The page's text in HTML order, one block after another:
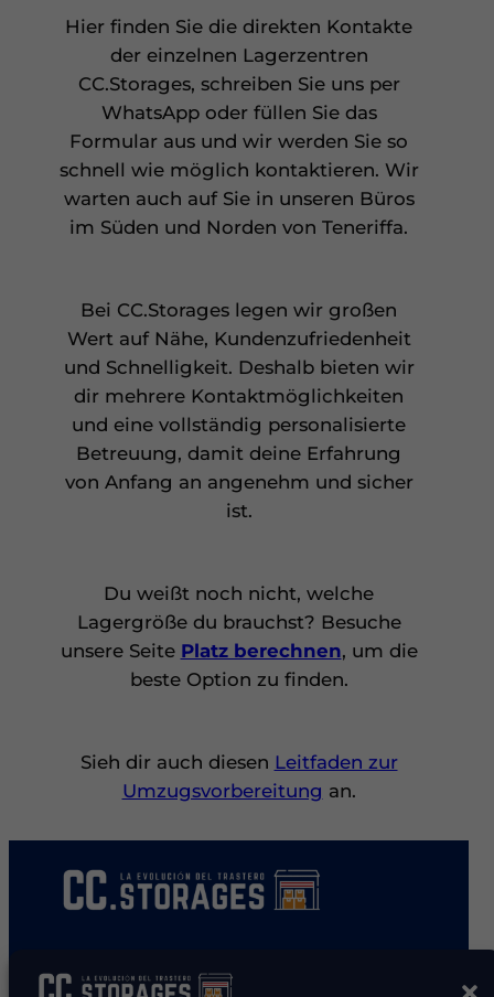
Hier finden Sie die direkten Kontakte
der einzelnen Lagerzentren
CC.Storages, schreiben Sie uns per
WhatsApp oder füllen Sie das
Formular aus und wir werden Sie so
schnell wie möglich kontaktieren. Wir
warten auch auf Sie in unseren Büros
im Süden und Norden von Teneriffa.
Bei CC.Storages legen wir großen
Wert auf Nähe, Kundenzufriedenheit
und Schnelligkeit. Deshalb bieten wir
dir mehrere Kontaktmöglichkeiten
und eine vollständig personalisierte
Betreuung, damit deine Erfahrung
von Anfang an angenehm und sicher
ist.
Du weißt noch nicht, welche
Lagergröße du brauchst? Besuche
unsere Seite Platz berechnen, um die
beste Option zu finden.
Sieh dir auch diesen Leitfaden zur
Umzugsvorbereitung an.